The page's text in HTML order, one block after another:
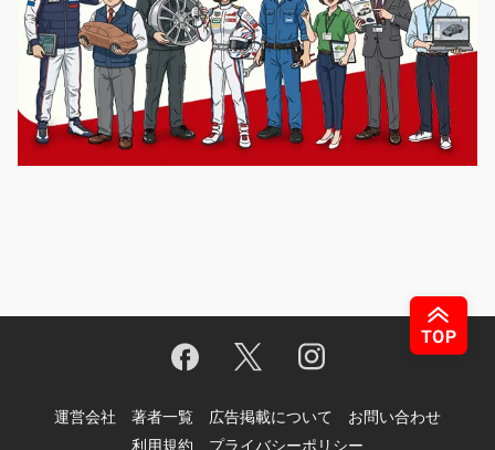
運営会社 著者一覧 広告掲載について
お問い合わせ
利用規約
プライバシーポリシー